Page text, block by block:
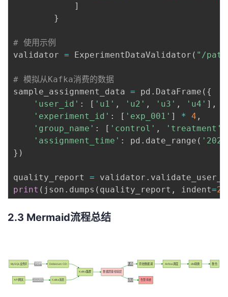
]
}
# 使用示例
validator = ExperimentDataValidator ( "/
# 模拟从Kafka消费的数据
sample_assignment_data = pd . DataFrame ( {
'user_id' : [ 'u1' , 'u2' , 'u3' , 'u4' ] ,
'experiment_id' : [ 'exp_001' ] * 4 ,
'group_name' : [ 'control' , 'treatment'
'assignment_time' : pd . date_range (
} )
quality_report = validator .
print ( json . dumps ( quality_report , indent=2
2.3 Mermaid流程总结
Binlog
Webhook
通过
失败
MySQL业务库 Debezium CDC
API网关 Kafka消息
Kafka集群 数据质量校验层
原始数据湖
告警系统
Airflow调度 dbt转换 数仓